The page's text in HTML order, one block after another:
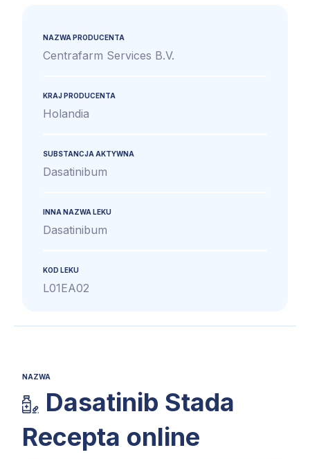
NAZWA PRODUCENTA
Centrafarm Services B.V.
KRAJ PRODUCENTA
Holandia
SUBSTANCJA AKTYWNA
Dasatinibum
INNA NAZWA LEKU
Dasatinibum
KOD LEKU
L01EA02
NAZWA
Dasatinib Stada
Recepta online